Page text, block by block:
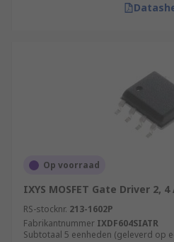
Op voorraad
IXYS MOSFET Gate Driver 2, 4
RS-stocknr. 213-1602P
Fabrikantnummer IXDF604SIATR
Subtotaal 5 eenheden (geleverd op